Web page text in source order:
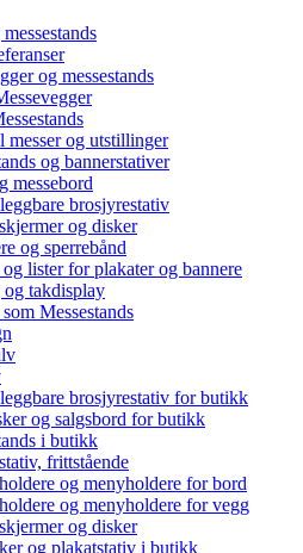
og messestands
messer og utstillinger
og bannerstativer
messebord
brosjyrestativ
og disker
og sperrebånd
lister for plakater og bannere
og takdisplay
Messestands
brosjyrestativ for butikk
og salgsbord for butikk
i butikk
frittstående
og menyholdere for bord
og menyholdere for vegg
og disker
og plakatstativ i butikk